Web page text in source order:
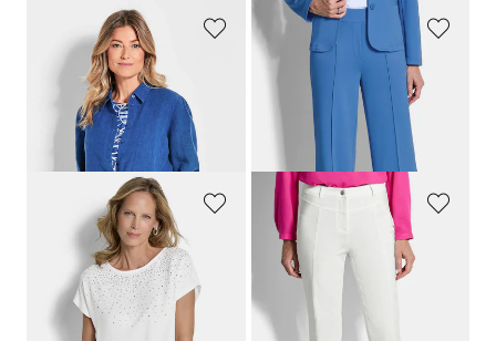
GOLDNER
Chemisier en lin
99,95 €
+ 3
99,95 €
49,95 €89,95 €
GOLDNER
Pantalon
LOUISA
en bengaline Super-Stretch
69,95 €99,95 €
Meilleur prix sur 30 jours** : 89,95 €